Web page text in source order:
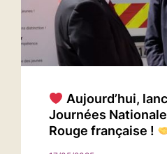
Aujourd’hui,
Journées
Rouge française !